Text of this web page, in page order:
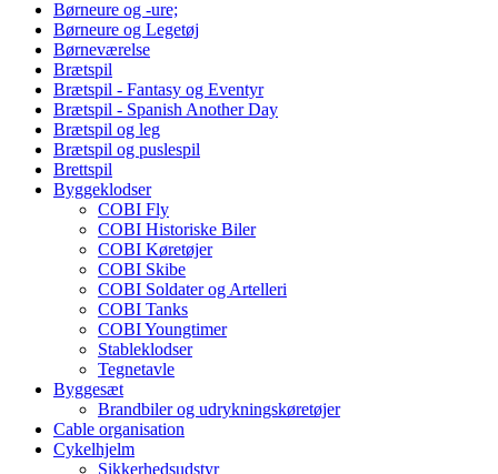
Børneure og -ure;
Børneure og Legetøj
Børneværelse
Brætspil
Brætspil - Fantasy og Eventyr
Brætspil - Spanish Another Day
Brætspil og leg
Brætspil og puslespil
Brettspil
Byggeklodser
COBI Fly
COBI Historiske Biler
COBI Køretøjer
COBI Skibe
COBI Soldater og Artelleri
COBI Tanks
COBI Youngtimer
Stableklodser
Tegnetavle
Byggesæt
Brandbiler og udrykningskøretøjer
Cable organisation
Cykelhjelm
Sikkerhedsudstyr